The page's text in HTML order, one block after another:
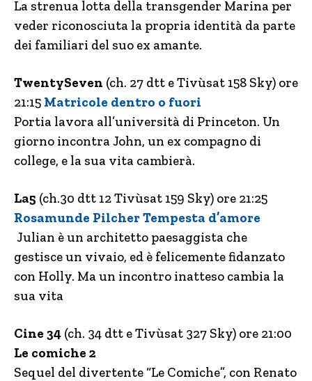
La strenua lotta della transgender Marina per
veder riconosciuta la propria identità da parte
dei familiari del suo ex amante.
TwentySeven (ch. 27 dtt e Tivùsat 158 Sky) ore
21:15 Matricole dentro o fuori
Portia lavora all’università di Princeton. Un
giorno incontra John, un ex compagno di
college, e la sua vita cambierà.
La5 (ch.30 dtt 12 Tivùsat 159 Sky) ore 21:25
Rosamunde Pilcher Tempesta d’amore
Julian è un architetto paesaggista che
gestisce un vivaio, ed è felicemente fidanzato
con Holly. Ma un incontro inatteso cambia la
sua vita
Cine 34 (ch. 34 dtt e Tivùsat 327 Sky) ore 21:00
Le comiche 2
Sequel del divertente “Le Comiche”, con Renato